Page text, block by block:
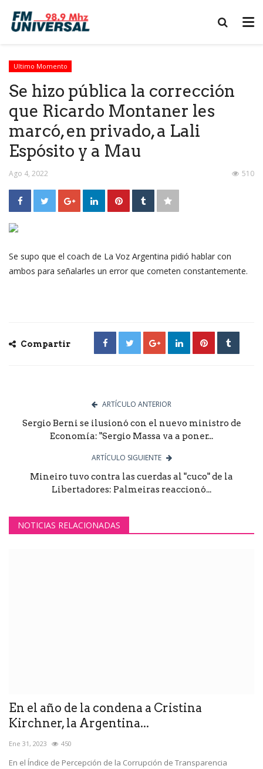
Ultimo Momento
Se hizo pública la corrección
que Ricardo Montaner les
marcó, en privado, a Lali
Espósito y a Mau
Ago 4, 2022 510
Se supo que el coach de La Voz Argentina pidió hablar con
ambos para señalarles un error que cometen constantemente.
Compartir
ARTÍCULO ANTERIOR
Sergio Berni se ilusionó con el nuevo ministro de
Economía: "Sergio Massa va a poner...
ARTÍCULO SIGUIENTE
Mineiro tuvo contra las cuerdas al "cuco" de la
Libertadores: Palmeiras reaccionó...
NOTICIAS RELACIONADAS
En el año de la condena a Cristina
Kirchner, la Argentina...
Ene 31, 2023 450
En el Índice de Percepción de la Corrupción de Transparencia